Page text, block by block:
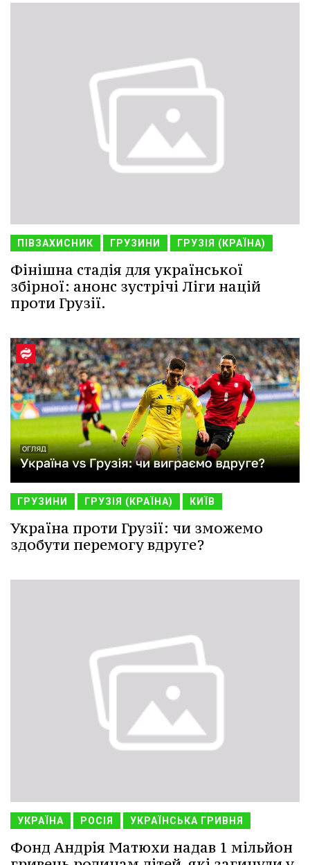
ПІВЗАХИСНИК ГРУЗИНИ ГРУЗІЯ (КРАЇНА)
Фінішна стадія для української
збірної: анонс зустрічі Ліги націй
проти Грузії.
ГРУЗИНИ ГРУЗІЯ (КРАЇНА) КИЇВ
Україна проти Грузії: чи зможемо
здобути перемогу вдруге?
УКРАЇНА РОСІЯ УКРАЇНСЬКА ГРИВНЯ
Фонд Андрія Матюхи надав 1 мільйон